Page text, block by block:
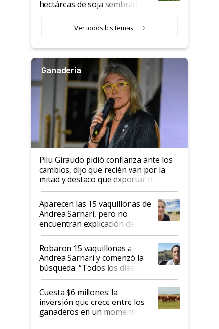
hectáreas de soja sembradas
variedades que marcan un
salto tecnológico en genética y
Ver todos los temas
Ganadería
Pilu Giraudo pidió confianza ante los
cambios, dijo que recién van por la
mitad y destacó que exportar dejó de
ser "para unos pocos": "Tenemos un
mandato muy claro del gobierno
nacional"
Aparecen las 15 vaquillonas de
Andrea Sarnari, pero no
encuentran explicación de
cómo llegaron allí
Robaron 15 vaquillonas a
Andrea Sarnari y comenzó la
búsqueda: “Todos los días le
toca a algún productor”
Cuesta $6 millones: la
inversión que crece entre los
ganaderos en un momento
histórico para la actividad